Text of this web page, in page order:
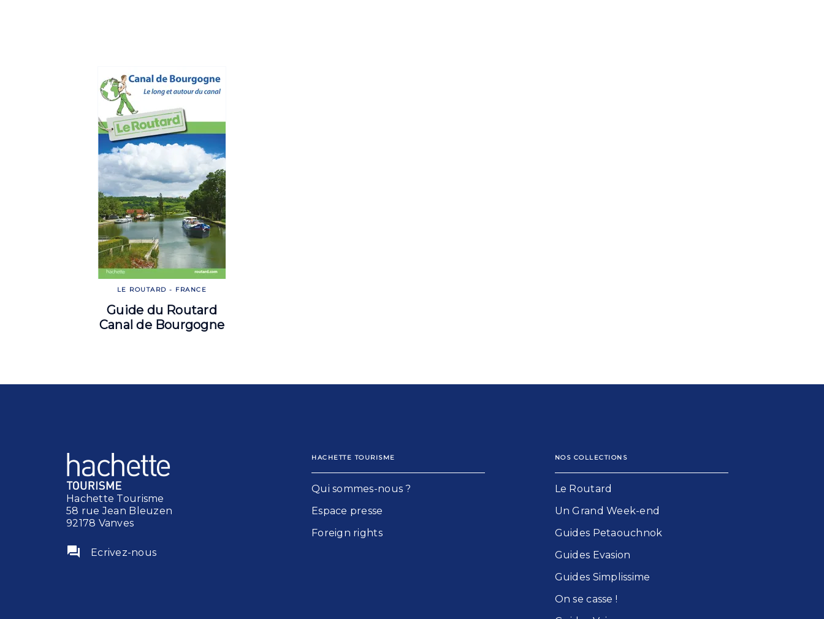
LE ROUTARD - FRANCE
Guide du Routard
Canal de Bourgogne
Hachette Tourisme
58 rue Jean Bleuzen
92178 Vanves
question_answer Ecrivez-nous
HACHETTE TOURISME
Qui sommes-nous ?
Espace presse
Foreign rights
NOS COLLECTIONS
Le Routard​
Un Grand Week-end​
Guides Petaouchnok​
Guides Evasion​
Guides Simplissime​
On se casse !​